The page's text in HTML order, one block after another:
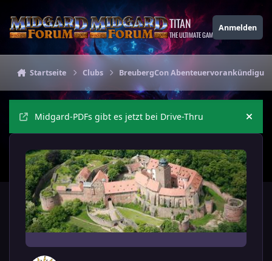
TITAN
THE ULTIMATE GAMING THEME
Anmelden
Startseite Clubs BreubergCon
Midgard-PDFs gibt es jetzt bei Drive-Thru